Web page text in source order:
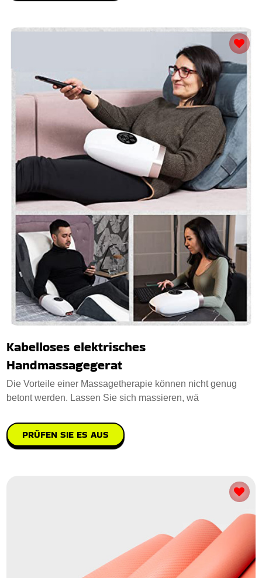
Kabelloses elektrisches
Handmassagegerat
Die Vorteile einer Massagetherapie können nicht genug
betont werden. Lassen Sie sich massieren, wä
PRÜFEN SIE ES AUS